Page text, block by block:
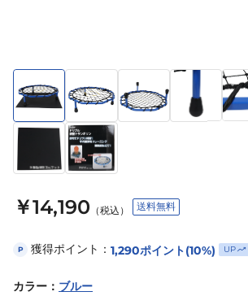
￥14,190 （税込） 送料無料
P 獲得ポイント： 1,290ポイント(10%) UP
カラー ： ブルー